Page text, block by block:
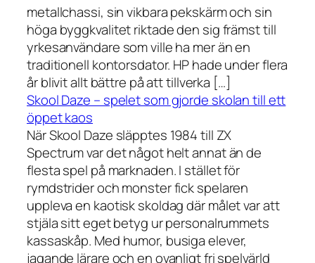
metallchassi, sin vikbara pekskärm och sin
höga byggkvalitet riktade den sig främst till
yrkesanvändare som ville ha mer än en
traditionell kontorsdator. HP hade under flera
år blivit allt bättre på att tillverka […]
Skool Daze – spelet som gjorde skolan till ett
öppet kaos
När Skool Daze släpptes 1984 till ZX
Spectrum var det något helt annat än de
flesta spel på marknaden. I stället för
rymdstrider och monster fick spelaren
uppleva en kaotisk skoldag där målet var att
stjäla sitt eget betyg ur personalrummets
kassaskåp. Med humor, busiga elever,
jagande lärare och en ovanligt fri spelvärld